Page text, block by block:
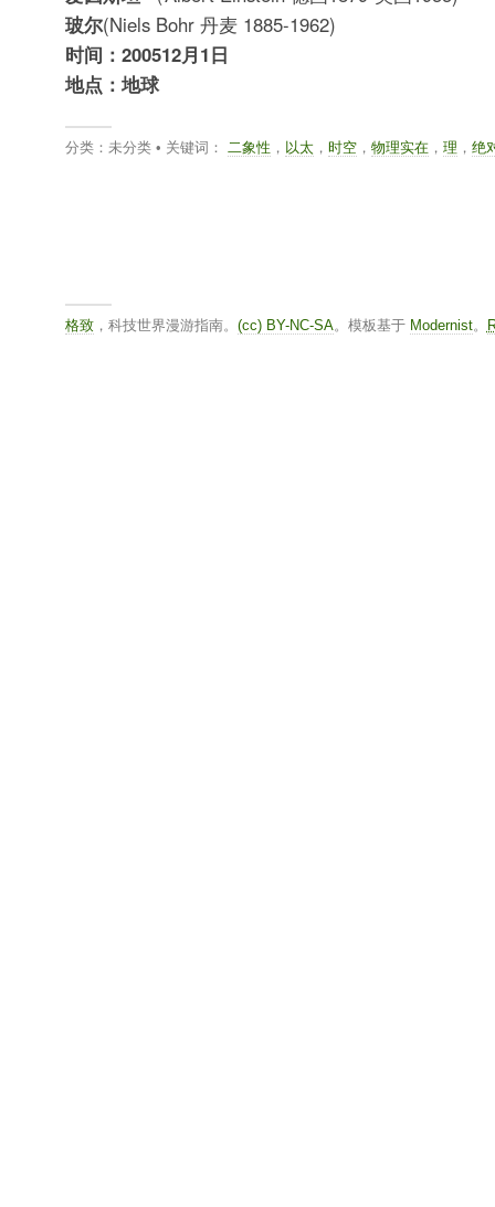
玻尔(Niels Bohr 丹麦 1885-1962)
时间：200512月1日
地点：地球
分类：未分类 • 关键词： 二象性 ， 以太， 时空， 物理实在， 理 ， 绝
格致，科技世界漫游指南。 (cc) BY-NC-SA。模板基于 Modernist。